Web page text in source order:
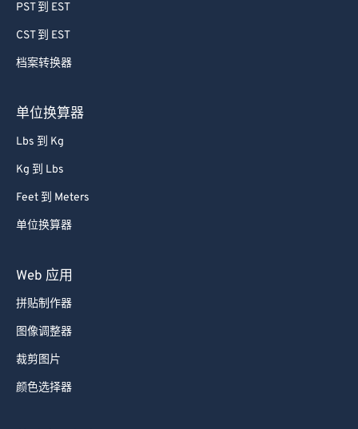
PST 到 EST
CST 到 EST
档案转换器
单位换算器
Lbs 到 Kg
Kg 到 Lbs
Feet 到 Meters
单位换算器
Web 应用
拼贴制作器
图像调整器
裁剪图片
颜色选择器